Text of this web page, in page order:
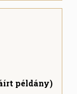
példány)